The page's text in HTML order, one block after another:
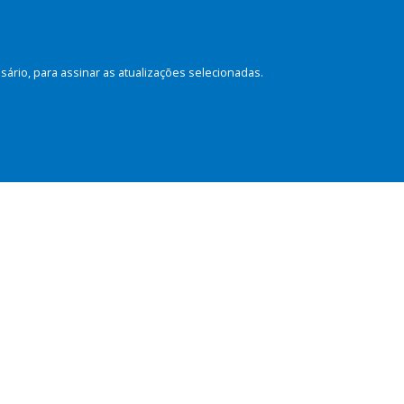
para assinar as atualizações selecionadas.